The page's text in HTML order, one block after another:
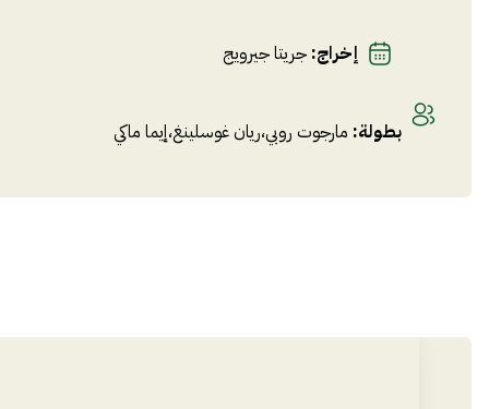
إخراج: جريتا جيرويج
بطولة: مارجوت روبي،ريان غوسلينغ،إيما ماكي